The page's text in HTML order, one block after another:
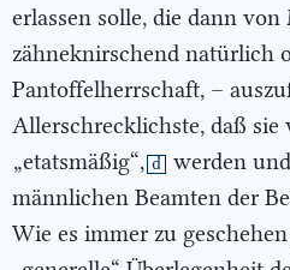
erlassen solle, die dann
zähneknirschend natürlich
Pantoffelherrschaft, –
Allerschrecklichste, daß sie
„etatsmäßig“, d werden
männlichen Beamten der
Wie es immer zu